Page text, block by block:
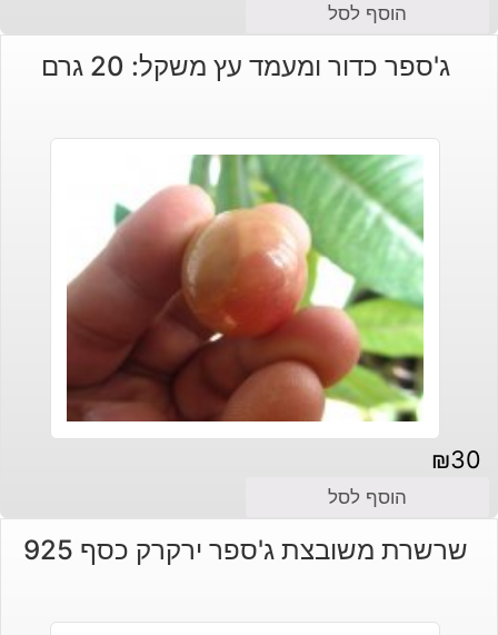
הוסף לסל
ג'ספר כדור ומעמד עץ משקל: 20 גרם
₪30
הוסף לסל
שרשרת משובצת ג'ספר ירקרק כסף 925